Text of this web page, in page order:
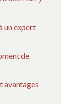
un expert
de
avantages